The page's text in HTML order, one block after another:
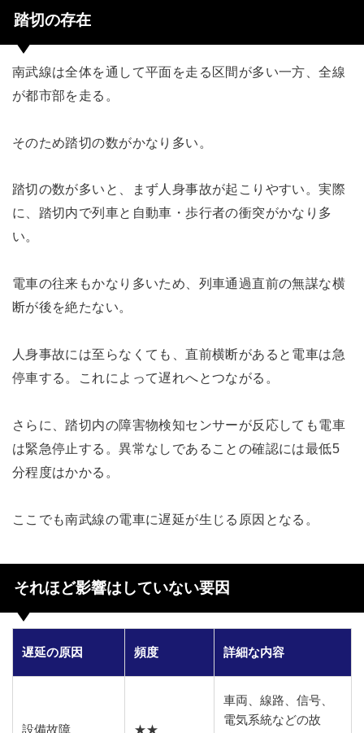
踏切の存在
南武線は全体を通して平面を走る区間が多い一方、全線
が都市部を走る。
そのため踏切の数がかなり多い。
踏切の数が多いと、まず人身事故が起こりやすい。実際
に、踏切内で列車と自動車・歩行者の衝突がかなり多
い。
電車の往来もかなり多いため、列車通過直前の無謀な横
断が後を絶たない。
人身事故には至らなくても、直前横断があると電車は急
停車する。これによって遅れへとつながる。
さらに、踏切内の障害物検知センサーが反応しても電車
は緊急停止する。異常なしであることの確認には最低5
分程度はかかる。
ここでも南武線の電車に遅延が生じる原因となる。
それほど影響はしていない要因
遅延の原因 頻度 詳細な内容
設備故障 ★★
車両、線路、信号、
電気系統などの故